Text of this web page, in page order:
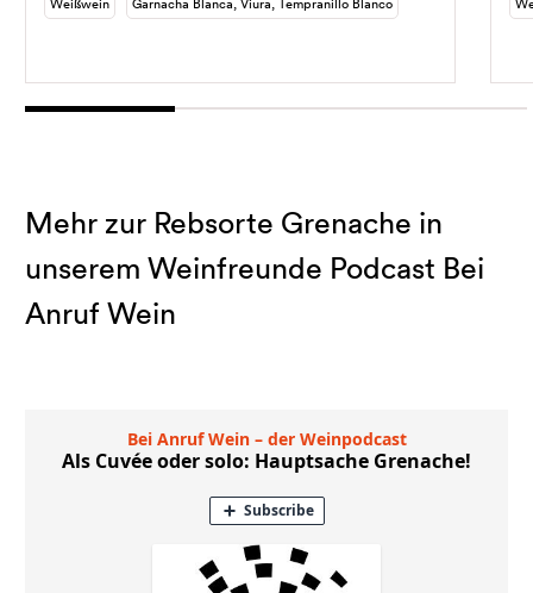
Mehr zur Rebsorte Grenache in
unserem Weinfreunde Podcast Bei
Anruf Wein